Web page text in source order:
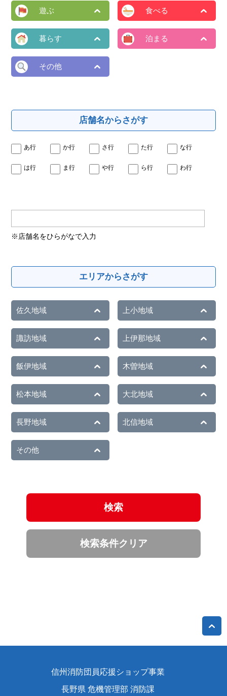
遊ぶ 食べる
暮らす 泊まる
その他
店舗名からさがす
あ行 か行 さ行 た行 な行
は行 ま行 や行 ら行 わ行
※店舗名をひらがなで入力
エリアからさがす
佐久地域 上小地域
諏訪地域 上伊那地域
飯伊地域 木曽地域
松本地域 大北地域
長野地域 北信地域
その他
信州消防団員応援ショップ事業
長野県 危機管理部 消防課